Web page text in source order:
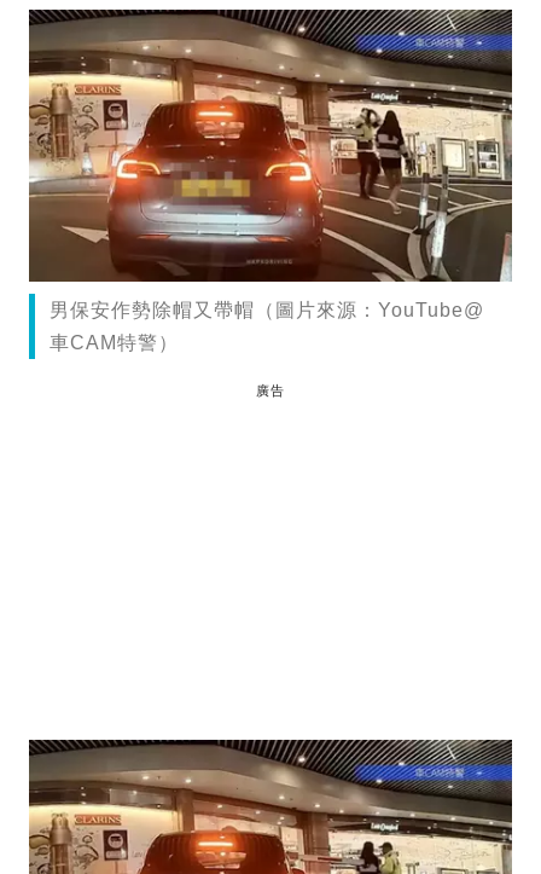
男保安作勢除帽又帶帽（圖片來源：YouTube@
車CAM特警）
廣告